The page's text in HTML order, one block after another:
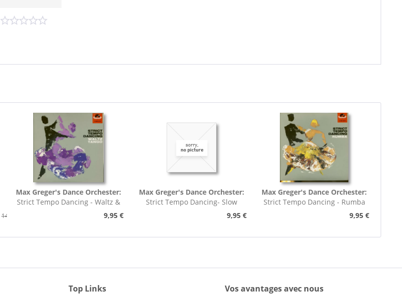
14,95 €
Max Greger's Dance Orchester:
Strict Tempo Dancing - Waltz &
9,95 €
Max Greger's Dance Orchester:
Strict Tempo Dancing- Slow
9,95 €
Max Greger's Dance Orchester:
Strict Tempo Dancing - Rumba
9,95 €
Top Links Vos avantages avec nous